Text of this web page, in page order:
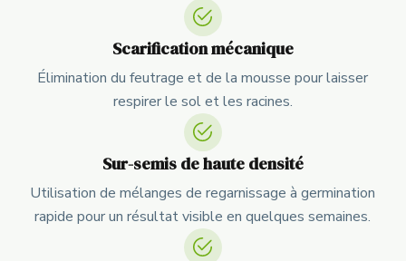
Scarification mécanique
Élimination du feutrage et de la mousse pour laisser
respirer le sol et les racines.
Sur-semis de haute densité
Utilisation de mélanges de regarnissage à germination
rapide pour un résultat visible en quelques semaines.